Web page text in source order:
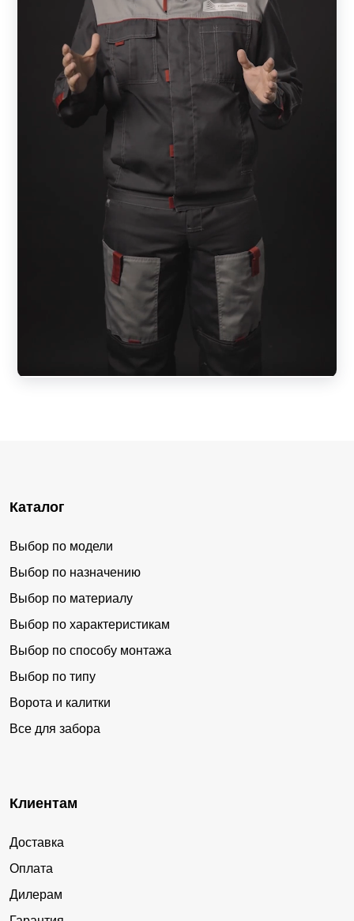
Каталог
Выбор по модели
Выбор по назначению
Выбор по материалу
Выбор по характеристикам
Выбор по способу монтажа
Выбор по типу
Ворота и калитки
Все для забора
Клиентам
Доставка
Оплата
Дилерам